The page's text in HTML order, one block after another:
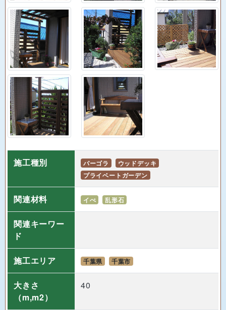
施工種別 パーゴラ
ウッドデッキ
プライベートガーデン
関連材料 イぺ 乱形石
関連キーワー
ド
施工エリア 千葉県 千葉市
大きさ
（m,m2）
40